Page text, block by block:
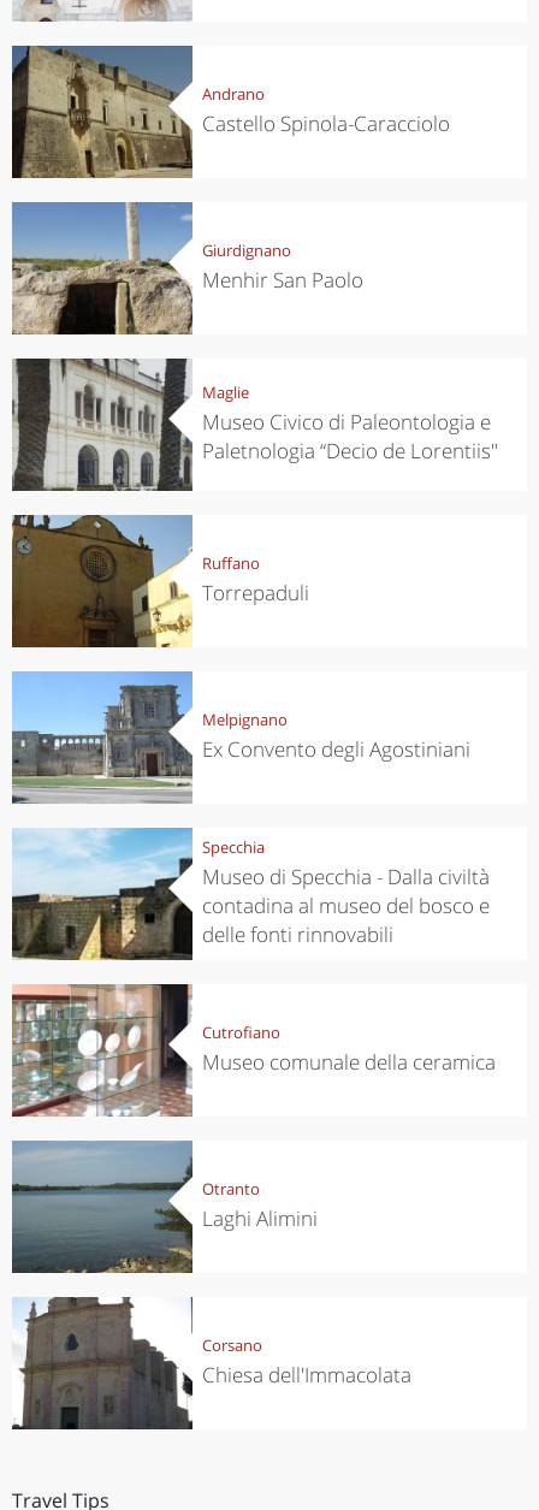
Andrano
Castello Spinola-Caracciolo
Giurdignano
Menhir San Paolo
Maglie
Museo Civico di Paleontologia e
Paletnologia “Decio de Lorentiis"
Ruffano
Torrepaduli
Melpignano
Ex Convento degli Agostiniani
Specchia
Museo di Specchia - Dalla civiltà
contadina al museo del bosco e
delle fonti rinnovabili
Cutrofiano
Museo comunale della ceramica
Otranto
Laghi Alimini
Corsano
Chiesa dell'Immacolata
Travel Tips